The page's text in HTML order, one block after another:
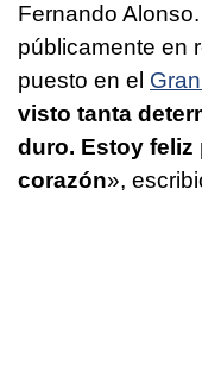
Fernando
públicamente en
puesto en el
visto tanta
duro. Estoy feliz
corazón»,